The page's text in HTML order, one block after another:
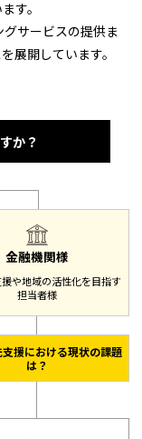
す。
サービスの提供ま
展開しています。
か？
金融機関様
や地域の活性化を目指す
担当者様
援における現状の課題
は？